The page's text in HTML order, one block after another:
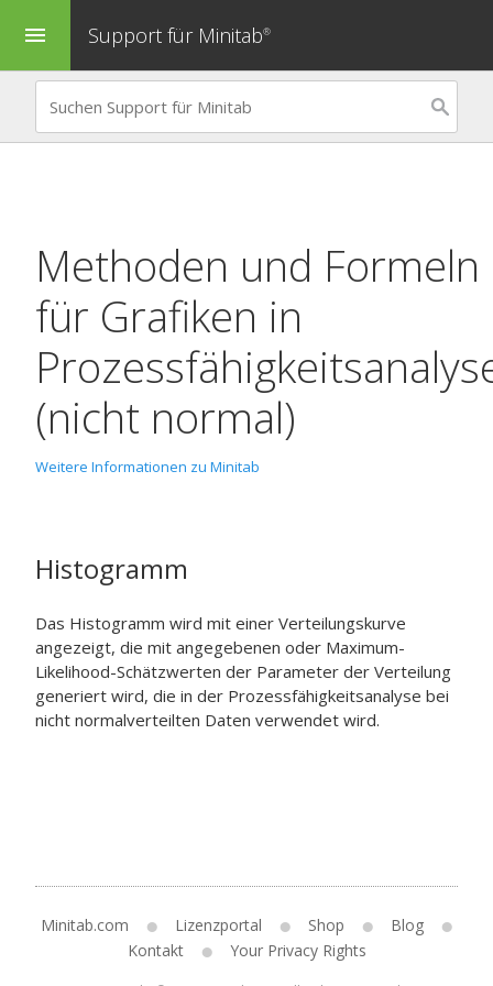
menu Support für Minitab®
Methoden und Formeln
für Grafiken in
(nicht normal)
Weitere Informationen zu Minitab
Histogramm
Das Histogramm wird mit einer Verteilungskurve
angezeigt, die mit angegebenen oder Maximum-
Likelihood-Schätzwerten der Parameter der Verteilung
generiert wird, die in der Prozessfähigkeitsanalyse bei
nicht normalverteilten Daten verwendet wird.
Minitab.com Lizenzportal Shop
Blog
Kontakt
Your Privacy Rights